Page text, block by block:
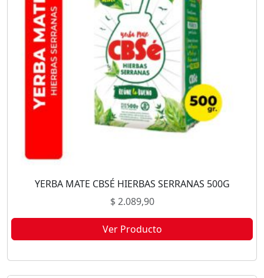
YERBA MATE CBSÉ HIERBAS SERRANAS 500G
$2.089,90
Ver Producto